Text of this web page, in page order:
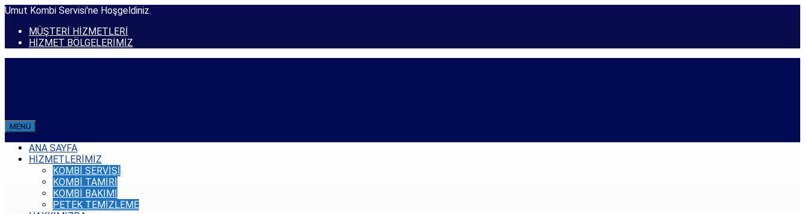
Umut Kombi Servisi'ne Hoşgeldiniz.
MÜŞTERİ HİZMETLERİ
HİZMET BÖLGELERİMİZ
MENÜ
ANA SAYFA
HİZMETLERİMİZ
KOMBİ SERVİSİ
KOMBİ TAMİRİ
KOMBİ BAKIMI
PETEK TEMİZLEME